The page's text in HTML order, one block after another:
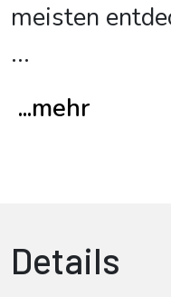
meisten
...
...mehr
Details